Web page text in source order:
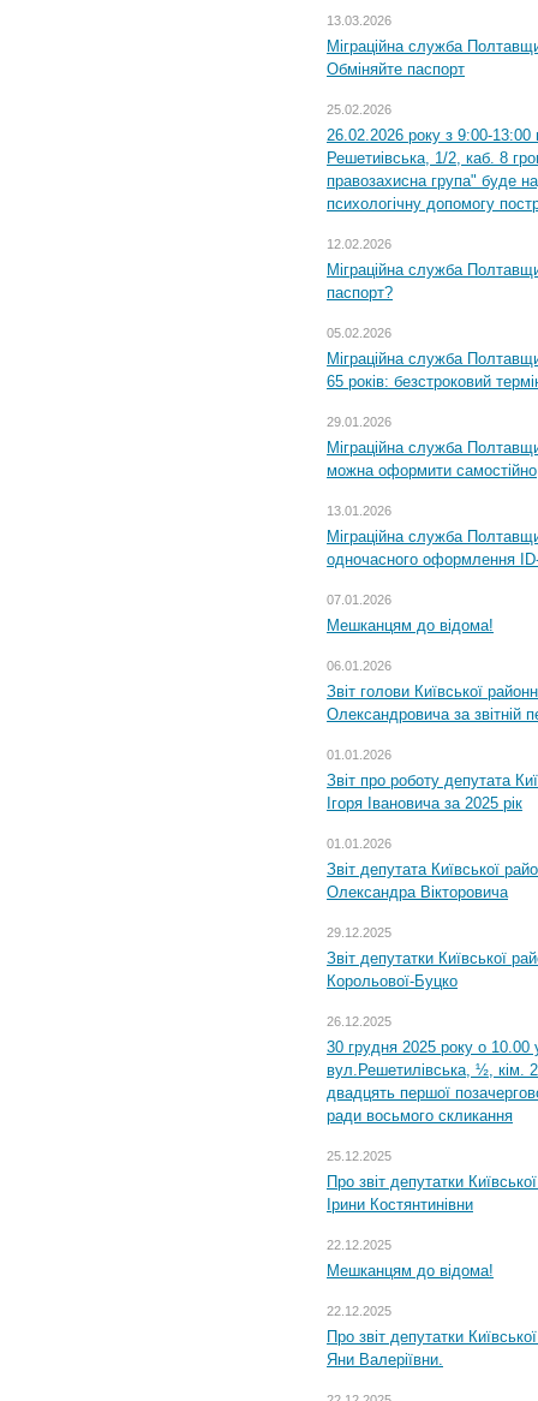
13.03.2026
Міграційна служба
Обміняйте паспорт
25.02.2026
26.02.2026 року з 9:00-
Решетиівська, 1/2, каб. 8
правозахисна група" буде
психологічну допомогу
12.02.2026
Міграційна служба
паспорт?
05.02.2026
Міграційна служба
65 років: безстроковий
29.01.2026
Міграційна служба
можна оформити самостійно
13.01.2026
Міграційна служба
одночасного оформлення
07.01.2026
Мешканцям до відома!
06.01.2026
Звіт голови Київської
Олександровича за звітній
01.01.2026
Звіт про роботу депутата
Ігоря Івановича за 2025 рік
01.01.2026
Звіт депутата Київської
Олександра Вікторовича
29.12.2025
Звіт депутатки Київської
Корольової-Буцко
26.12.2025
30 грудня 2025 року о 10.00
вул.Решетилівська, ½, кім.
двадцять першої
ради восьмого скликання
25.12.2025
Про звіт депутатки
Ірини Костянтинівни
22.12.2025
Мешканцям до відома!
22.12.2025
Про звіт депутатки
Яни Валеріївни.